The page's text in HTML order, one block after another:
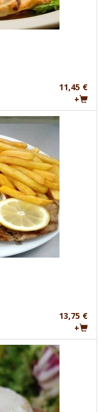
11,45 €
+
13,75 €
+